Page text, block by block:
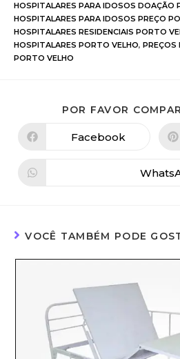
HOSPITALARES PARA IDOSOS DOAÇÃO
HOSPITALARES PARA IDOSOS PREÇO
HOSPITALARES RESIDENCIAIS PORTO
HOSPITALARES PORTO VELHO, PREÇOS
PORTO VELHO
POR FAVOR
Facebook
VOCÊ TAMBÉM PODE